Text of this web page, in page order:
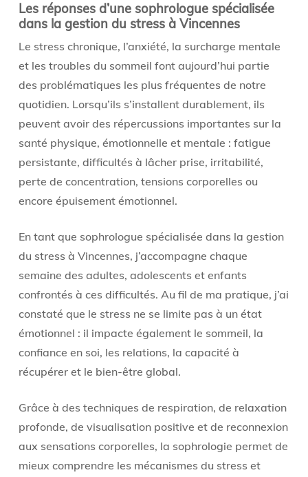
Les réponses d’une sophrologue spécialisée
dans la gestion du stress à Vincennes
Le stress chronique, l’anxiété, la surcharge mentale
et les troubles du sommeil font aujourd’hui partie
des problématiques les plus fréquentes de notre
quotidien. Lorsqu’ils s’installent durablement, ils
peuvent avoir des répercussions importantes sur la
santé physique, émotionnelle et mentale : fatigue
persistante, difficultés à lâcher prise, irritabilité,
perte de concentration, tensions corporelles ou
encore épuisement émotionnel.
En tant que sophrologue spécialisée dans la gestion
du stress à Vincennes, j’accompagne chaque
semaine des adultes, adolescents et enfants
confrontés à ces difficultés. Au fil de ma pratique, j’ai
constaté que le stress ne se limite pas à un état
émotionnel : il impacte également le sommeil, la
confiance en soi, les relations, la capacité à
récupérer et le bien-être global.
Grâce à des techniques de respiration, de relaxation
profonde, de visualisation positive et de reconnexion
aux sensations corporelles, la sophrologie permet de
mieux comprendre les mécanismes du stress et